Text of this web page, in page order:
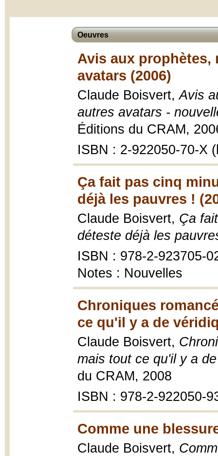
Oeuvres
Avis aux prophètes,
avatars (2006)
Claude Boisvert,Avis
autres avatars -
Éditions du CRAM,
ISBN : 2-922050-70-X
Ça fait pas cinq
déjà les pauvres !
Claude Boisvert, Ça
déteste déjà les
ISBN : 978-2-923705-
Notes : Nouvelles
Chroniques
ce qu'il y a de
Claude Boisvert,
mais tout ce qu'il y a
du CRAM, 2008
ISBN : 978-2-922050-
Comme une
Claude Boisvert,